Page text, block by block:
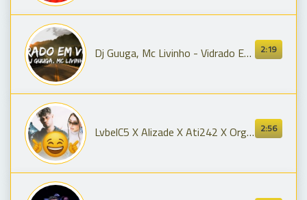
2:19
Dj Guuga, Mc Livinho - Vidrado Em Você (Letra/Lyrics)
2:56
LvbelC5 X Alizade X Ati242 X Organize - VIDRADO EM VOCE / Poci Poci Poci Senta